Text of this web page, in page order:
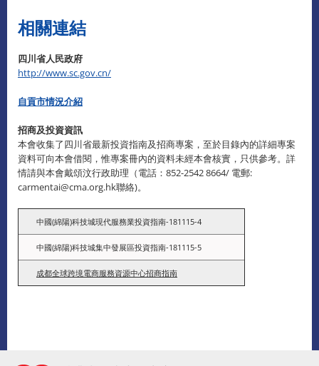
相關連結
四川省人民政府
http://www.sc.gov.cn/
自貢市情況介紹
招商及投資資訊
本會收集了四川省最新投資指南及招商專案，至於目錄內的詳細專案
資料可向本會借閱，惟專案冊內的資料未經本會核實，只供參考。詳
情請與本會戴頌汶行政助理（電話：852-2542 8664/ 電郵:
carmentai@cma.org.hk聯絡)。
中國(綿陽)科技城現代服務業投資指南-181115-4
中國(綿陽)科技城集中發展區投資指南-181115-5
成都全球跨境電商服務資源中心招商指南